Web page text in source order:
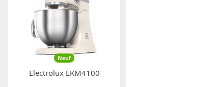
Neuf
Electrolux EKM4100